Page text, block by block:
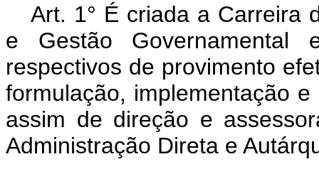
Art. 1° É criada a Carreira
e Gestão Governamental
respectivos de provimento
formulação, implementação
assim de direção e
Administração Direta e